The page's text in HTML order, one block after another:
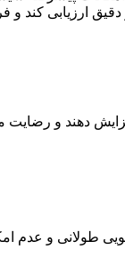
ارزیابی کند و
دهند و رضایت